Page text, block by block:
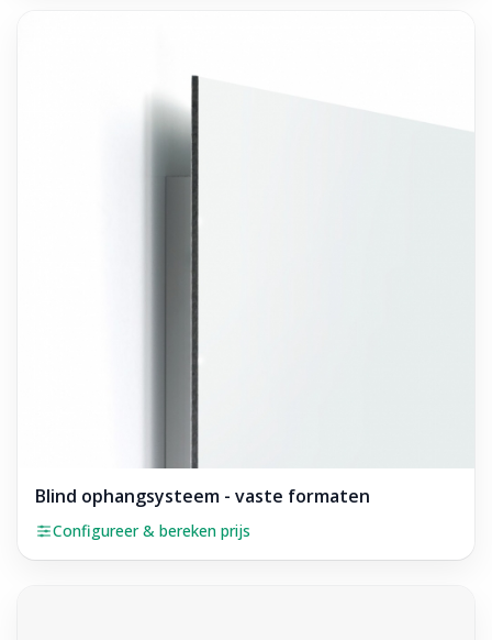
Blind ophangsysteem - vaste formaten
Configureer & bereken prijs